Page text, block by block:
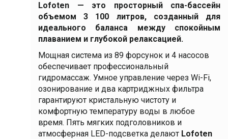
Lofoten — это просторный спа-бассейн
объемом 3 100 литров, созданный для
идеального баланса между спокойным
плаванием и глубокой релаксацией.
Мощная система из 89 форсунок и 4 насосов
обеспечивает профессиональный
гидромассаж. Умное управление через Wi-Fi,
озонирование и два картриджных фильтра
гарантируют кристальную чистоту и
комфортную температуру воды в любое
время. Пять мягких подголовников и
атмосферная LED-подсветка делают Lofoten